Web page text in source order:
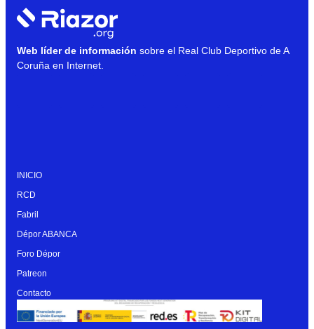
Web líder de información sobre el Real Club Deportivo de A
Coruña en Internet.
INICIO
RCD
Fabril
Dépor ABANCA
Foro Dépor
Patreon
Contacto